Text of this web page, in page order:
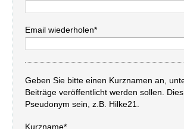
Email wiederholen*
Geben Sie bitte einen Kurznamen an,
Beiträge veröffentlicht werden sollen.
Pseudonym sein, z.B. Hilke21.
Kurzname*